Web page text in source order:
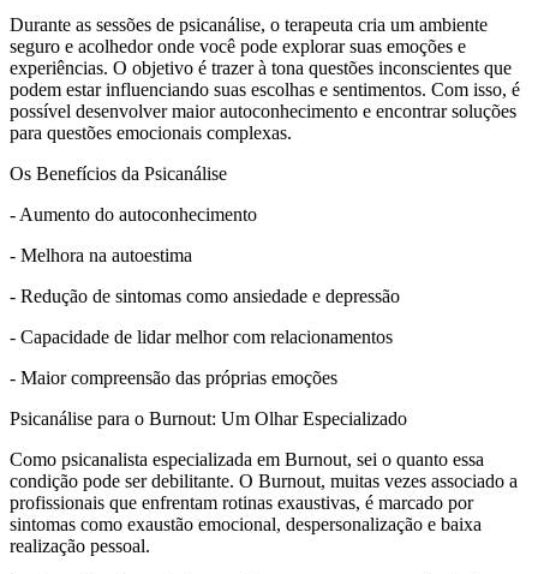
Durante as sessões de psicanálise, o terapeuta cria um ambiente
seguro e acolhedor onde você pode explorar suas emoções e
experiências. O objetivo é trazer à tona questões inconscientes que
podem estar influenciando suas escolhas e sentimentos. Com isso, é
possível desenvolver maior autoconhecimento e encontrar soluções
para questões emocionais complexas.
Os Benefícios da Psicanálise
- Aumento do autoconhecimento
- Melhora na autoestima
- Redução de sintomas como ansiedade e depressão
- Capacidade de lidar melhor com relacionamentos
- Maior compreensão das próprias emoções
Psicanálise para o Burnout: Um Olhar Especializado
Como psicanalista especializada em Burnout, sei o quanto essa
condição pode ser debilitante. O Burnout, muitas vezes associado a
profissionais que enfrentam rotinas exaustivas, é marcado por
sintomas como exaustão emocional, despersonalização e baixa
realização pessoal.